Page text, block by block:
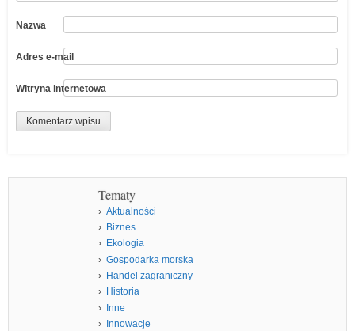
Nazwa
Adres e-mail
Witryna internetowa
Tematy
Aktualności
Biznes
Ekologia
Gospodarka morska
Handel zagraniczny
Historia
Inne
Innowacje